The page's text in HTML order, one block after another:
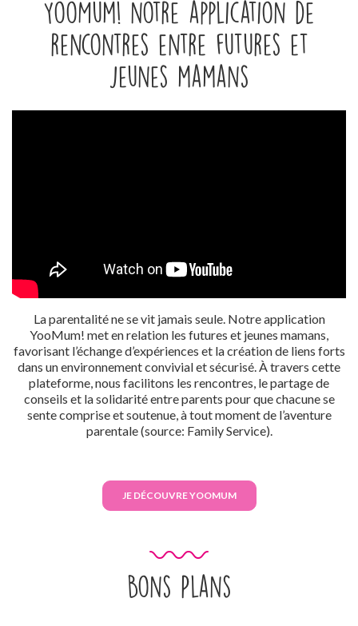
YooMum! notre application de
rencontres entre futures et
jeunes mamans
La parentalité ne se vit jamais seule. Notre application
YooMum! met en relation les futures et jeunes mamans,
favorisant l’échange d’expériences et la création de liens forts
dans un environnement convivial et sécurisé. À travers cette
plateforme, nous facilitons les rencontres, le partage de
conseils et la solidarité entre parents pour que chacune se
sente comprise et soutenue, à tout moment de l’aventure
parentale (source: Family Service).
JE DÉCOUVRE YOOMUM
Bons Plans